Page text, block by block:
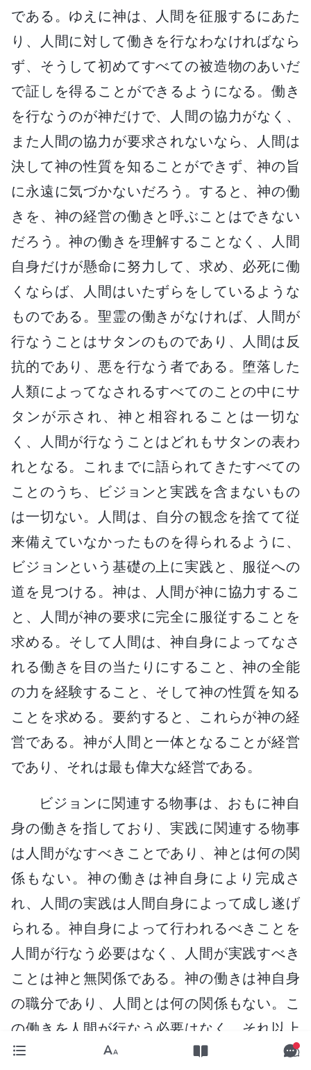
である。ゆえに神は、人間を征服するにあた
り、人間に対して働きを行なわなければなら
ず、そうして初めてすべての被造物のあいだ
で証しを得ることができるようになる。働き
を行なうのが神だけで、人間の協力がなく、
また人間の協力が要求されないなら、人間は
決して神の性質を知ることができず、神の旨
に永遠に気づかないだろう。すると、神の働
きを、神の経営の働きと呼ぶことはできない
だろう。神の働きを理解することなく、人間
自身だけが懸命に努力して、求め、必死に働
くならば、人間はいたずらをしているような
ものである。聖霊の働きがなければ、人間が
行なうことはサタンのものであり、人間は反
抗的であり、悪を行なう者である。堕落した
人類によってなされるすべてのことの中にサ
タンが示され、神と相容れることは一切な
く、人間が行なうことはどれもサタンの表わ
れとなる。これまでに語られてきたすべての
ことのうち、ビジョンと実践を含まないもの
は一切ない。人間は、自分の観念を捨てて従
来備えていなかったものを得られるように、
ビジョンという基礎の上に実践と、服従への
道を見つける。神は、人間が神に協力するこ
と、人間が神の要求に完全に服従することを
求める。そして人間は、神自身によってなさ
れる働きを目の当たりにすること、神の全能
の力を経験すること、そして神の性質を知る
ことを求める。要約すると、これらが神の経
営である。神が人間と一体となることが経営
であり、それは最も偉大な経営である。
ビジョンに関連する物事は、おもに神自
身の働きを指しており、実践に関連する物事
は人間がなすべきことであり、神とは何の関
係もない。神の働きは神自身により完成さ
れ、人間の実践は人間自身によって成し遂げ
られる。神自身によって行われるべきことを
人間が行なう必要はなく、人間が実践すべき
ことは神と無関係である。神の働きは神自身
の職分であり、人間とは何の関係もない。こ
の働きを人間が行なう必要はなく、それ以上
に、人間は神によって行なわれる働きをなす